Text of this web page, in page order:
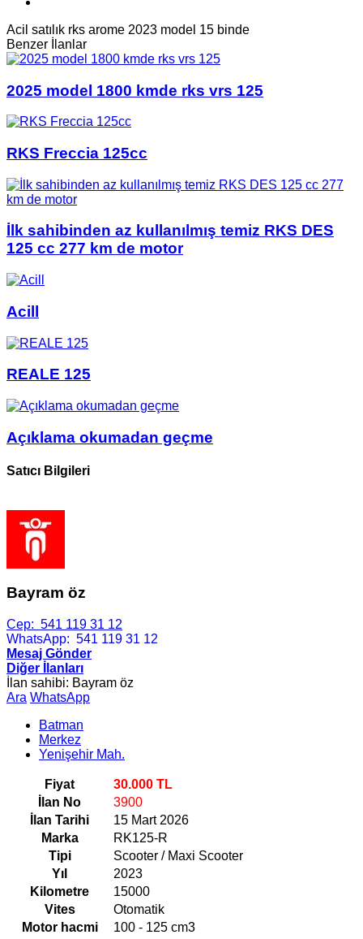
Acil satılık rks arome 2023 model 15 binde
Benzer İlanlar
2025 model 1800 kmde rks vrs 125
RKS Freccia 125cc
İlk sahibinden az kullanılmış temiz RKS DES
125 cc 277 km de motor
Acill
REALE 125
Açıklama okumadan geçme
Satıcı Bilgileri
Bayram öz
Cep: 541 119 31 12
WhatsApp: 541 119 31 12
Mesaj Gönder
Diğer İlanları
İlan sahibi: Bayram öz
Ara WhatsApp
Batman
Merkez
Yenişehir Mah.
Fiyat
30.000 TL
İlan No
3900
İlan Tarihi
15 Mart 2026
Marka
RK125-R
Tipi
Scooter / Maxi Scooter
Yıl
2023
Kilometre
15000
Vites
Otomatik
Motor hacmi
100 - 125 cm3